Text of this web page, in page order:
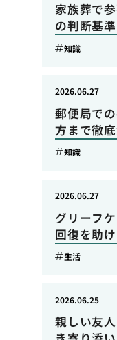
家族葬で
の判断基準
知識
郵便局で
方まで徹
2026.06.27
知識
グリーフ
回復を助
2026.06.27
生活
親しい友
2026.06.25